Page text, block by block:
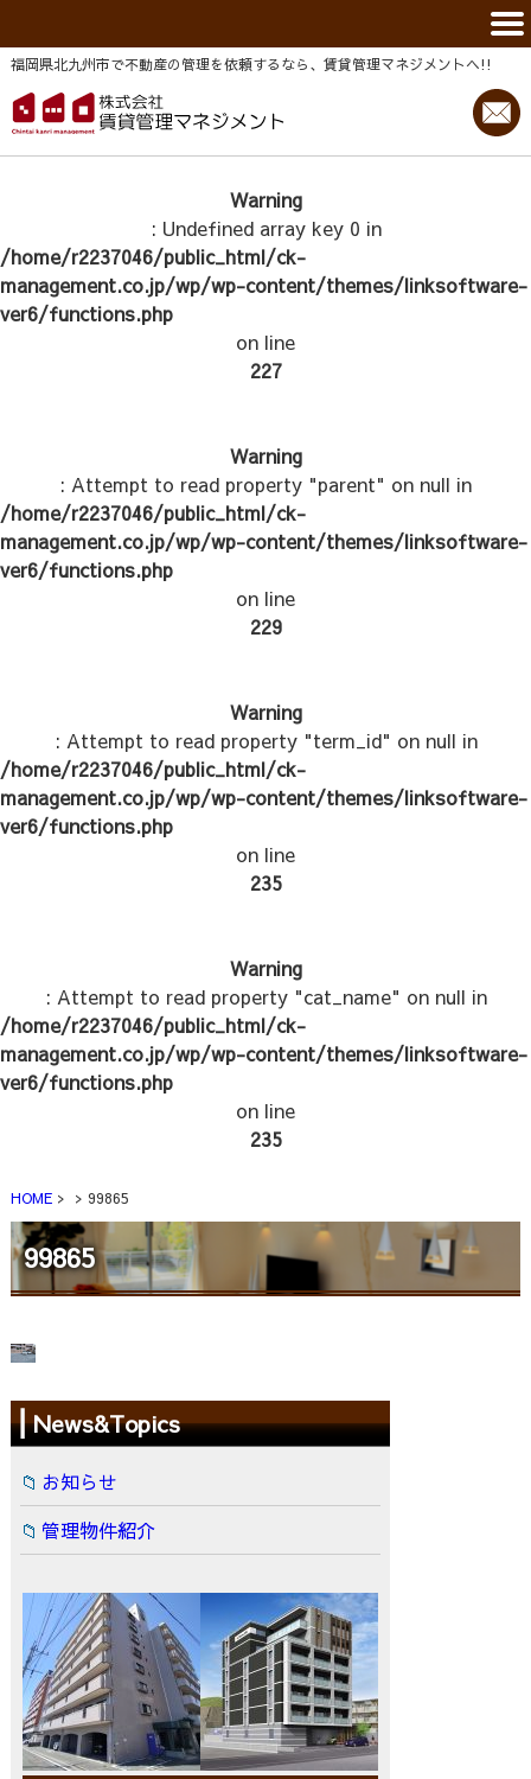
福岡県北九州市で不動産の管理を依頼するなら、賃貸管理マネジメントヘ!!
Warning
: Undefined array key 0 in
/home/r2237046/public_html/ck-
management.co.jp/wp/wp-content/themes/linksoftware-
ver6/functions.php
on line
227
Warning
: Attempt to read property "parent" on null in
/home/r2237046/public_html/ck-
management.co.jp/wp/wp-content/themes/linksoftware-
ver6/functions.php
on line
229
Warning
: Attempt to read property "term_id" on null in
/home/r2237046/public_html/ck-
management.co.jp/wp/wp-content/themes/linksoftware-
ver6/functions.php
on line
235
Warning
: Attempt to read property "cat_name" on null in
/home/r2237046/public_html/ck-
management.co.jp/wp/wp-content/themes/linksoftware-
ver6/functions.php
on line
235
HOME 99865
99865
News&Topics
お知らせ
管理物件紹介